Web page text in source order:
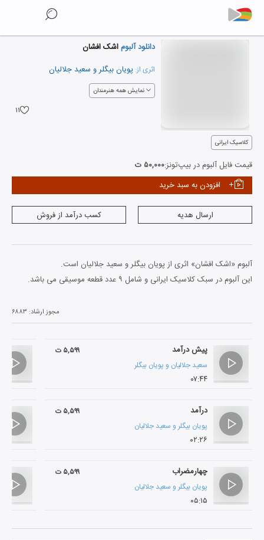
دانلود آلبوماشک افشان
اثری از: پویان بیگلرو سعید جلالیان‌
نمایش همه هنرمندان
۱۱
کلاسیک ایرانی
قیمت فایل آلبوم در بیپ‌تونز:۵۰,۰۰۰ ت
افزودن به سبد خرید
ارسال هدیه کسب درآمد از فروش
آلبوم «اشک افشان» اثری از پویان بیگلر و سعید جلالیان‌ است.
این آلبوم در سبک کلاسیک ایرانی و شامل ۹ عدد قطعه موسیقی می باشد.
مجوز ارشاد: ۶۸۸۳
پیش درآمد
سعید جلالیان‌ و پویان بیگلر
۰۷:۴۴
۵,۵۹۹ ت
درآمد
پویان بیگلر و سعید جلالیان‌
۰۲:۲۶
۵,۵۹۹ ت
چهارمضراب
پویان بیگلر و سعید جلالیان‌
۰۵:۱۵
۵,۵۹۹ ت